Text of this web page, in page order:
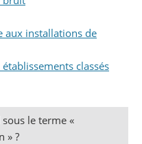
aux installations de
établissements classés
le terme «
» ?